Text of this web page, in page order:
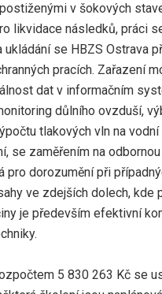
v šokových
likvidace následků, práci
ukládání se HBZS Ostrava
pracích. Zařazení
dat v informačním
důlního ovzduší,
tlakových vln na
se zaměřením na
pro dorozumění při
ve zdejších dolech, kde
je především efektivní
5 830 263 Kč se